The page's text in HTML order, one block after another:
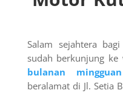
Salam sejahtera
sudah berkunjung ke
bulanan
beralamat di Jl. Setia